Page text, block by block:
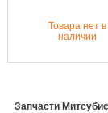
Товара нет в
наличии
Запчасти